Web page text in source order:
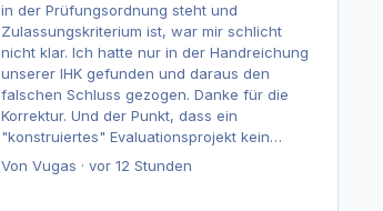
in der Prüfungsordnung steht und
Zulassungskriterium ist, war mir schlicht
nicht klar. Ich hatte nur in der Handreichung
unserer IHK gefunden und daraus den
falschen Schluss gezogen. Danke für die
Korrektur. Und der Punkt, dass ein
"konstruiertes" Evaluationsprojekt kein
Problem ist, weil die
Fragestellung zählt und nicht die Umsetzung,
Von Vugas · vor 12 Stunden